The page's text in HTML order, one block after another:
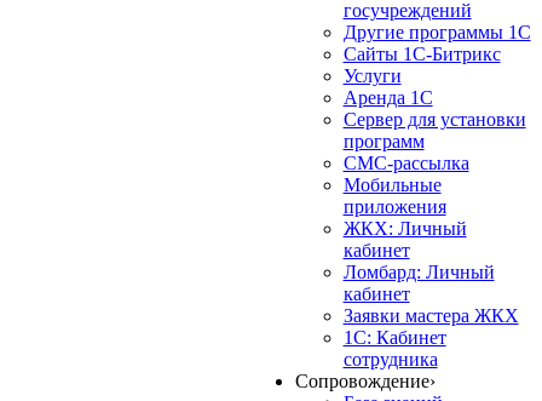
госучреждений
Другие программы 1С
Сайты 1С-Битрикс
Услуги
Аренда 1С
Сервер для установки
программ
СМС-рассылка
Мобильные
приложения
ЖКХ: Личный
кабинет
Ломбард: Личный
кабинет
Заявки мастера ЖКХ
1С: Кабинет
сотрудника
Сопровождение›